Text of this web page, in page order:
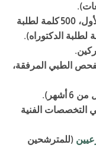
)
.
500 كلمة لطلبة
لطلبة الدكتوراه).
.
الطبي المرفقة،
من 6 أشهر ).
التخصصات الفنية
(للمترشحين